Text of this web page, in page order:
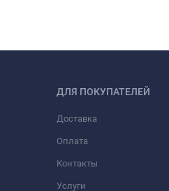
ДЛЯ ПОКУПАТЕЛЕЙ
Доставка
Оплата
Контакты
Услуги